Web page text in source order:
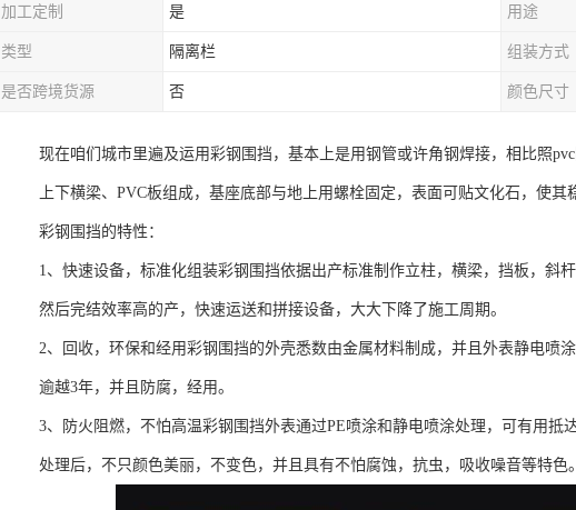
加工定制 是 用途
类型 隔离栏 组装方式
是否跨境货源 否 颜色尺寸
现在咱们城市里遍及运用彩钢围挡，基本上是用钢管或许角钢焊接，相比照
上下横梁、PVC板组成，基座底部与地上用螺栓固定，表面可贴文化石，使其
彩钢围挡的特性：
1、快速设备，标准化组装彩钢围挡依据出产标准制作立柱，横梁，挡板，斜
然后完结效率高的产，快速运送和拼接设备，大大下降了施工周期。
2、回收，环保和经用彩钢围挡的外壳悉数由金属材料制成，并且外表静电喷
逾越3年，并且防腐，经用。
3、防火阻燃，不怕高温彩钢围挡外表通过PE喷涂和静电喷涂处理，可有用
处理后，不只颜色美丽，不变色，并且具有不怕腐蚀，抗虫，吸收噪音等特色。